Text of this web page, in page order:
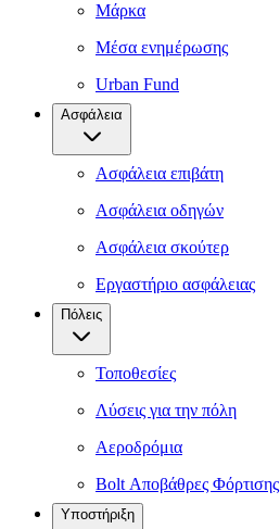
Μάρκα
Μέσα ενημέρωσης
Urban Fund
Ασφάλεια
Ασφάλεια επιβάτη
Ασφάλεια οδηγών
Ασφάλεια σκούτερ
Εργαστήριο ασφάλειας
Πόλεις
Τοποθεσίες
Λύσεις για την πόλη
Αεροδρόμια
Bolt Αποβάθρες Φόρτισης
Υποστήριξη